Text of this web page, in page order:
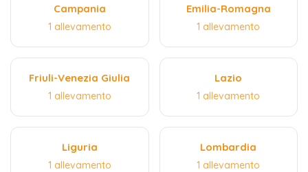
Campania
1 allevamento
Emilia-Romagna
1 allevamento
Friuli-Venezia Giulia
1 allevamento
Lazio
1 allevamento
Liguria
1 allevamento
Lombardia
1 allevamento